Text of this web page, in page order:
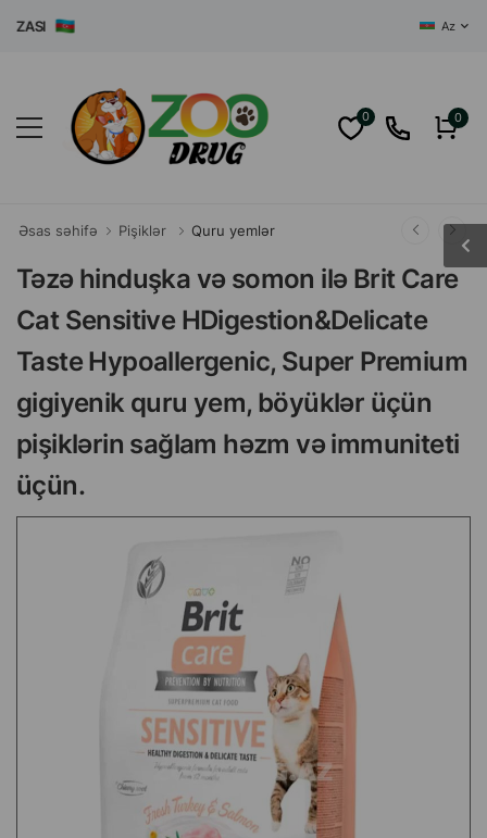
Az
0 0
Əsas səhifə Pişiklər Quru yemlər
Təzə hinduşka və somon ilə Brit Care
Cat Sensitive HDigestion&Delicate
Taste Hypoallergenic, Super Premium
gigiyenik quru yem, böyüklər üçün
pişiklərin sağlam həzm və immuniteti
üçün.